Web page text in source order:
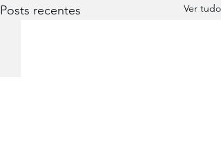
Posts recentes Ver tudo